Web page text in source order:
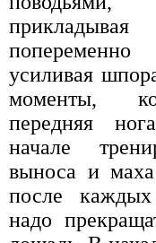
усиливая
моменты,
передняя
начале
выноса и
после
надо